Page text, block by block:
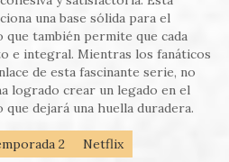
una base sólida para el
también permite que cada
e integral. Mientras los fanáticos
de esta fascinante serie, no
logrado crear un legado en el
dejará una huella duradera.
2
Netflix